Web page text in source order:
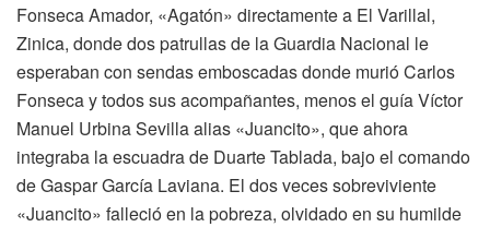
Fonseca Amador, «Agatón» directamente a El Varillal,
Zinica, donde dos patrullas de la Guardia Nacional le
esperaban con sendas emboscadas donde murió Carlos
Fonseca y todos sus acompañantes, menos el guía Víctor
Manuel Urbina Sevilla alias «Juancito», que ahora
integraba la escuadra de Duarte Tablada, bajo el comando
de Gaspar García Laviana. El dos veces sobreviviente
«Juancito» falleció en la pobreza, olvidado en su humilde